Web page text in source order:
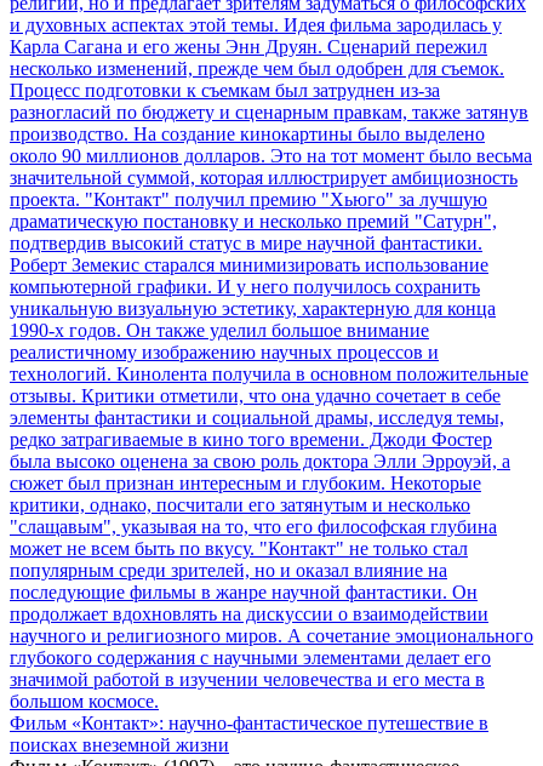
Фильм «Контакт»: научно-фантастическое путешествие в
поисках внеземной жизни